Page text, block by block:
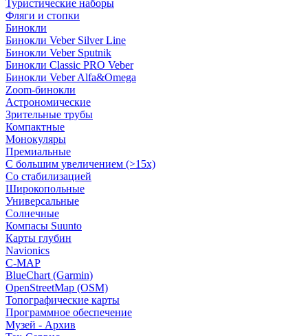
Туристические наборы
Фляги и стопки
Бинокли
Бинокли Veber Silver Line
Бинокли Veber Sputnik
Бинокли Classic PRO Veber
Бинокли Veber Alfa&Omega
Zoom-бинокли
Астрономические
Зрительные трубы
Компактные
Монокуляры
Премиальные
С большим увеличением (>15x)
Со стабилизацией
Широкопольные
Универсальные
Солнечные
Компасы Suunto
Карты глубин
Navionics
C-MAP
BlueChart (Garmin)
OpenStreetMap (OSM)
Топографические карты
Программное обеспечение
Музей - Архив